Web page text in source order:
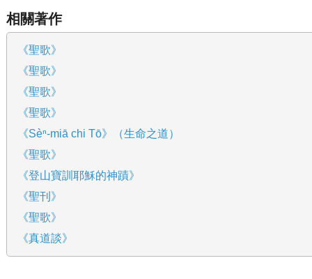
相關著作
《聖歌》
《聖歌》
《聖歌》
《聖歌》
《Sèⁿ-miā chi Tō》（生命之道）
《聖歌》
《登山寶訓耶穌的神蹟》
《聖刊》
《聖歌》
《真道談》